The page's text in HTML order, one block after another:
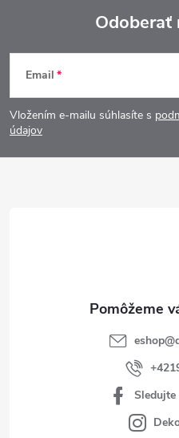
Z
á
p
Email
Vložením e-mailu súhlasíte s
údajov
eshop@
Sledujte